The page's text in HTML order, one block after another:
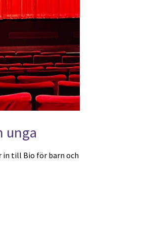
unga
in till Bio för barn och